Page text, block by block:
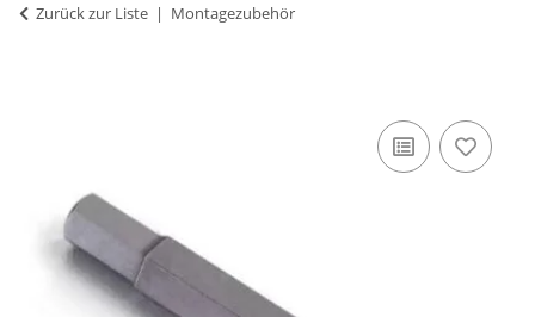
Zurück zur Liste Montagezubehör